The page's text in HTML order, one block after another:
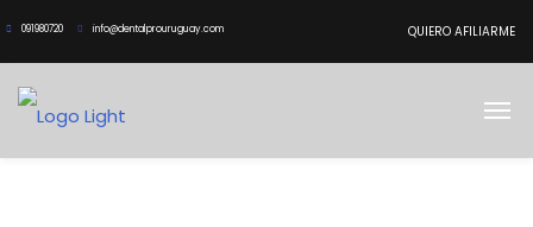
091980720 info@dentalprouruguay.com QUIERO AFILIARME